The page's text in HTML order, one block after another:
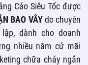
Cáo Siêu Tốc được
BAO VÂYdo chuyên
dành cho doanh
nhiều năm cứ mãi
chữa cháy ngắn